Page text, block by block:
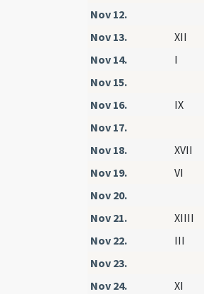
Nov 12.
Nov 13.
XII
Nov 14.
I
Nov 15.
Nov 16.
IX
Nov 17.
Nov 18.
XVII
Nov 19.
VI
Nov 20.
Nov 21.
XIIII
Nov 22.
III
Nov 23.
Nov 24.
XI